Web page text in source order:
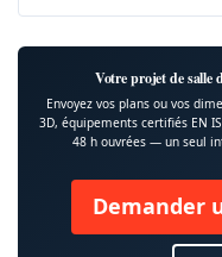
Votre projet de salle
Envoyez vos plans ou vos
3D, équipements certifiés EN
48 h ouvrées — un seul
Demander